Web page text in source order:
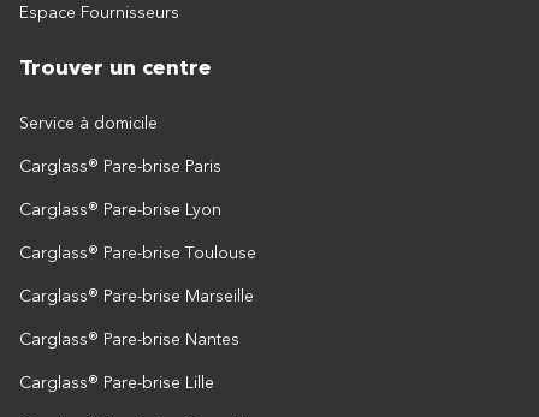
Espace Fournisseurs
Trouver un centre
Service à domicile
Carglass® Pare-brise Paris
Carglass® Pare-brise Lyon
Carglass® Pare-brise Toulouse
Carglass® Pare-brise Marseille
Carglass® Pare-brise Nantes
Carglass® Pare-brise Lille